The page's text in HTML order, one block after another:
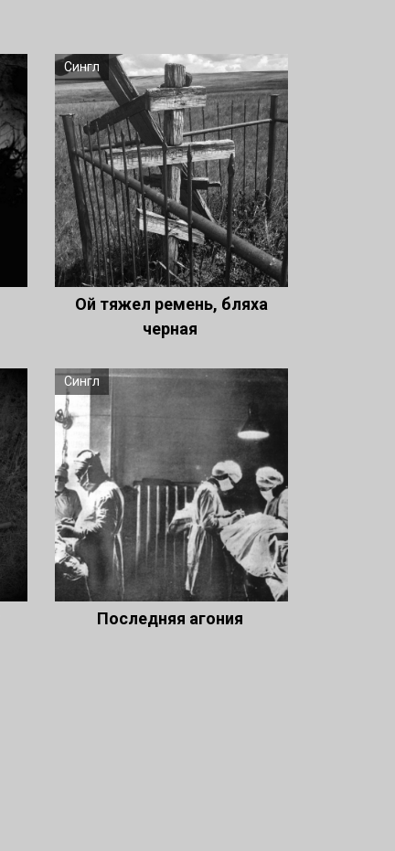
Сингл
Ой тяжел ремень, бляха
черная
Сингл
Последняя агония